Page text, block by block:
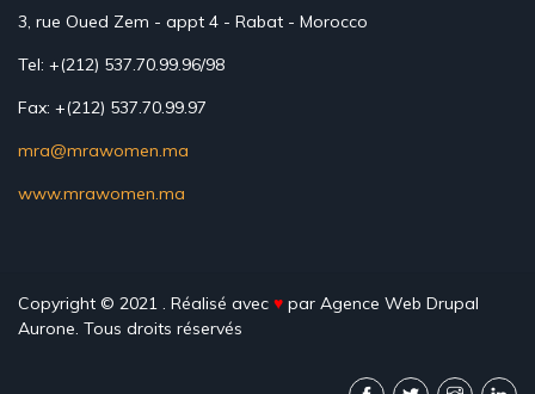
3, rue Oued Zem - appt 4 - Rabat - Morocco
Tel: +(212) 537.70.99.96/98
Fax: +(212) 537.70.99.97
mra@mrawomen.ma
www.mrawomen.ma
Copyright © 2021 . Réalisé avec ♥ par Agence Web Drupal
Aurone. Tous droits réservés